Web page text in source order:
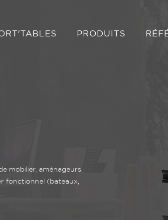
PRODUITS
mobilier, aménageurs,
fonctionnel (bateaux,